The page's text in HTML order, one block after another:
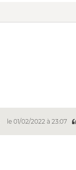
le 01/02/2022 à 23:07